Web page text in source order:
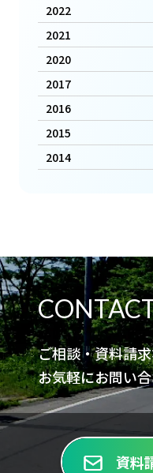
2022
2021
2020
2017
2016
2015
2014
ご相談・資料請
お気軽にお問い
資料